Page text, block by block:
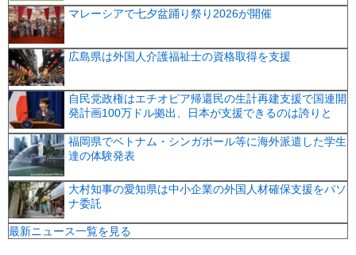
マレーシアで七夕盆踊り祭り2026が開催
広島県は外国人介護福祉士の資格取得を支援
自民党政権はエチオピア帰還民の生計再建支援で国連開
発計画100万ドル拠出、日本が支援できるのは誇りと
福岡県でベトナム・シンガポール等に海外派遣した学生
達の体験発表
大村知事の愛知県は中小企業の外国人材確保支援をパソ
ナ委託
最新ニュース一覧を見る